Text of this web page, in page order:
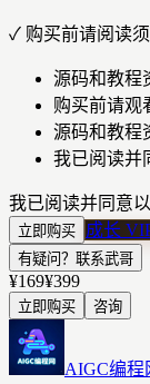
✓ 购买前请阅读
源码和教程
购买前请观
源码和教程
我已阅读并
我已阅读并同意
立即购买 成长
有疑问？联系武哥
¥169¥399
立即购买 咨询
AIGC编程